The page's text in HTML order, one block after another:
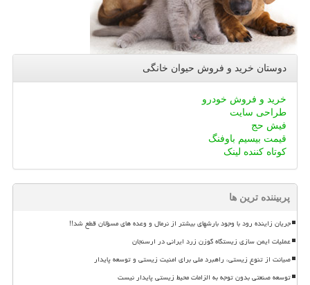
دوستان خرید و فروش حیوان خانگی
خرید و فروش خودرو
طراحی سایت
فیش حج
قیمت بیسیم باوفنگ
کوتاه کننده لینک
پربیننده ترین ها
جریان زاینده رود با وجود بارشهای بیشتر از نرمال و وعده های مسؤلان قطع شد!!
عملیات ایمن سازی زیستگاه گوزن زرد ایرانی در ارسنجان
صیانت از تنوع زیستی، راهبرد ملی برای امنیت زیستی و توسعه پایدار
توسعه صنعتی بدون توجه به الزامات محیط زیستی پایدار نیست